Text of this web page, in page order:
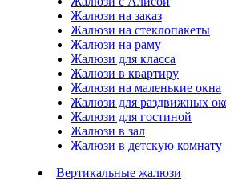
Жалюзи на заказ
Жалюзи на стеклопакеты
Жалюзи на раму
Жалюзи для класса
Жалюзи в квартиру
Жалюзи на маленькие окна
Жалюзи для раздвижных
Жалюзи для гостиной
Жалюзи в зал
Жалюзи в детскую комнату
Вертикальные жалюзи